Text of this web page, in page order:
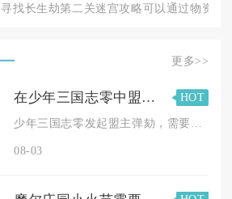
寻找长生劫第二关迷宫攻略可以通过物资前
更多>>
在少年三国志零中盟主弹劾是否需要获得多数玩家的同意
HOT
08-03